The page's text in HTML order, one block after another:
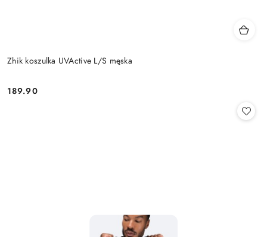
Zhik koszulka UVActive L/S męska
Cena:
189.90